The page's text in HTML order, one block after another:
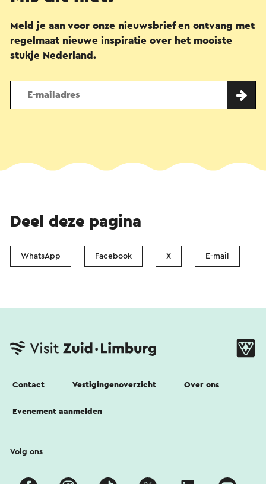
Meld je aan voor onze nieuwsbrief en ontvang met
regelmaat nieuwe inspiratie over het mooiste
stukje Nederland.
Deel deze pagina
WhatsApp Facebook X E-mail
Contact Vestigingenoverzicht Over ons
Evenement aanmelden
Volg ons